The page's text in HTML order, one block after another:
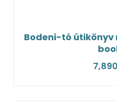
Bodeni-tó
7,890